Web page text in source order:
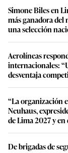
Simone Biles en
más ganadora del
una selección
Aerolíneas
internacionales:
desventaja
“La organización
Neuhaus,
de Lima 2027 y
De brigadas de